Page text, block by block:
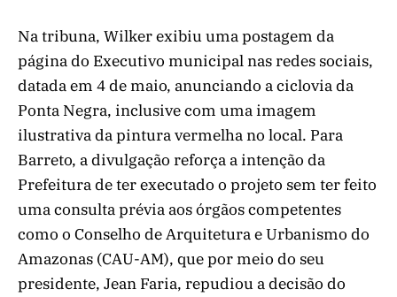
Na tribuna, Wilker exibiu uma postagem da
página do Executivo municipal nas redes sociais,
datada em 4 de maio, anunciando a ciclovia da
Ponta Negra, inclusive com uma imagem
ilustrativa da pintura vermelha no local. Para
Barreto, a divulgação reforça a intenção da
Prefeitura de ter executado o projeto sem ter feito
uma consulta prévia aos órgãos competentes
como o Conselho de Arquitetura e Urbanismo do
Amazonas (CAU-AM), que por meio do seu
presidente, Jean Faria, repudiou a decisão do